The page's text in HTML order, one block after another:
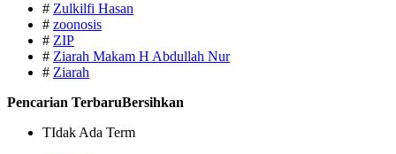
# Zulkilfi Hasan
# zoonosis
# ZIP
# Ziarah Makam H Abdullah Nur
# Ziarah
Pencarian TerbaruBersihkan
TIdak Ada Term